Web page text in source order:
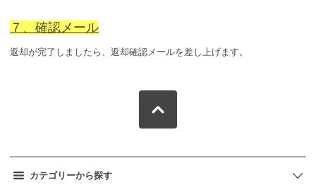
７、確認メール
返却が完了しましたら、返却確認メールを差し上げます。
カテゴリーから探す